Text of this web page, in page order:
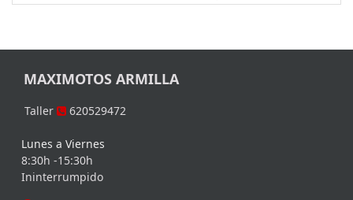
MAXIMOTOS ARMILLA
Taller 620529472
Lunes a Viernes
8:30h -15:30h
Ininterrumpido